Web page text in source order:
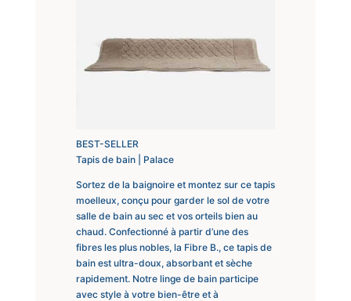
BEST-SELLER
Tapis de bain | Palace
Sortez de la baignoire et montez sur ce tapis
moelleux, conçu pour garder le sol de votre
salle de bain au sec et vos orteils bien au
chaud. Confectionné à partir d’une des
fibres les plus nobles, la Fibre B., ce tapis de
bain est ultra-doux, absorbant et sèche
rapidement. Notre linge de bain participe
avec style à votre bien-être et à